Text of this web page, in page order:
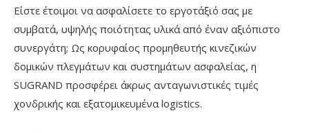
Είστε έτοιμοι να ασφαλίσετε το εργοτάξιό σας με
συμβατά, υψηλής ποιότητας υλικά από έναν αξιόπιστο
συνεργάτη; Ως κορυφαίος προμηθευτής κινεζικών
δομικών πλεγμάτων και συστημάτων ασφαλείας, η
SUGRAND προσφέρει άκρως ανταγωνιστικές τιμές
χονδρικής και εξατομικευμένα logistics.